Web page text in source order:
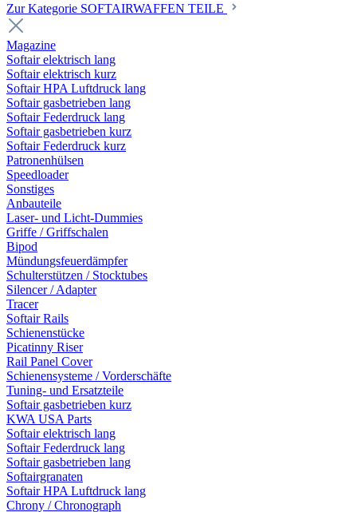
Zur Kategorie SOFTAIRWAFFEN TEILE
Magazine
Softair elektrisch lang
Softair elektrisch kurz
Softair HPA Luftdruck lang
Softair gasbetrieben lang
Softair Federdruck lang
Softair gasbetrieben kurz
Softair Federdruck kurz
Patronenhülsen
Speedloader
Sonstiges
Anbauteile
Laser- und Licht-Dummies
Griffe / Griffschalen
Bipod
Mündungsfeuerdämpfer
Schulterstützen / Stocktubes
Silencer / Adapter
Tracer
Softair Rails
Schienenstücke
Picatinny Riser
Rail Panel Cover
Schienensysteme / Vorderschäfte
Tuning- und Ersatzteile
Softair gasbetrieben kurz
KWA USA Parts
Softair elektrisch lang
Softair Federdruck lang
Softair gasbetrieben lang
Softairgranaten
Softair HPA Luftdruck lang
Chrony / Chronograph